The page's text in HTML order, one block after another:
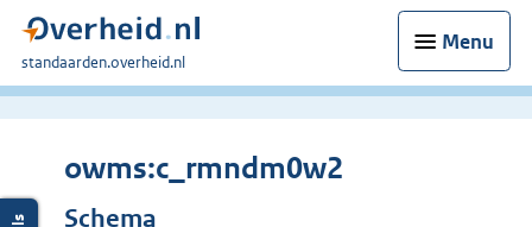
Menu
U
bent
standaarden.overheid.nl
owms:c_rmndm0w2
Schema